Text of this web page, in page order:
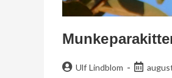
Ulf Lindblom